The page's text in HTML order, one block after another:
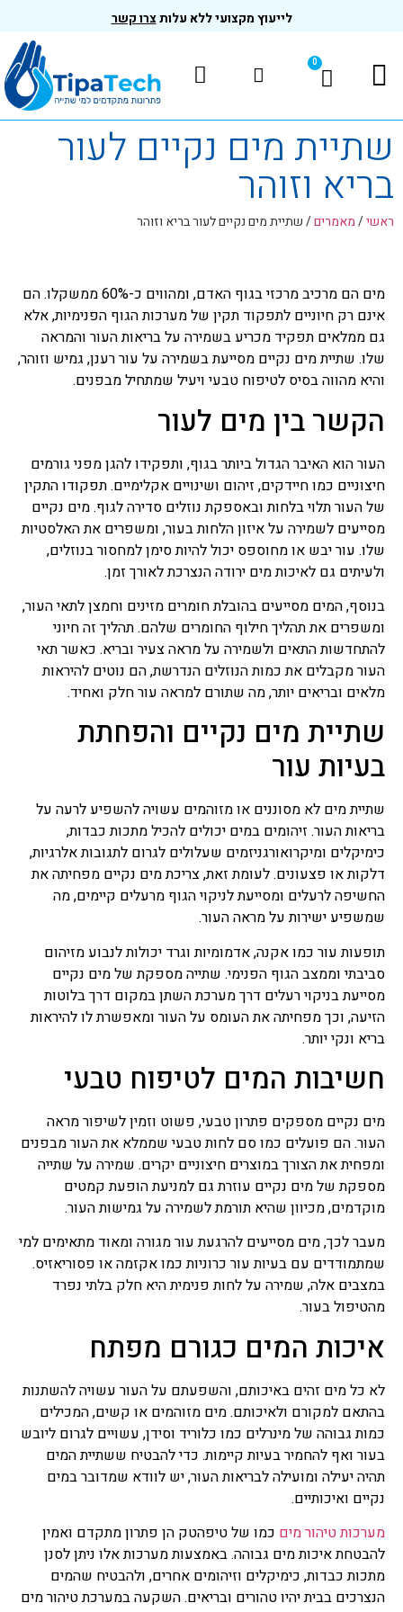
לייעוץ מקצועי ללא עלותצרו קשר
0
שתיית מים נקיים לעור
בריא וזוהר
ראשי/מאמרים/שתיית מים נקיים לעור בריא וזוהר
מים הם מרכיב מרכזי בגוף האדם, ומהווים כ-60% ממשקלו. הם
אינם רק חיוניים לתפקוד תקין של מערכות הגוף הפנימיות, אלא
גם ממלאים תפקיד מכריע בשמירה על בריאות העור והמראה
שלו. שתיית מים נקיים מסייעת בשמירה על עור רענן, גמיש וזוהר,
והיא מהווה בסיס לטיפוח טבעי ויעיל שמתחיל מבפנים.
הקשר בין מים לעור
העור הוא האיבר הגדול ביותר בגוף, ותפקידו להגן מפני גורמים
חיצוניים כמו חיידקים, זיהום ושינויים אקלימיים. תפקודו התקין
של העור תלוי בלחות ובאספקת נוזלים סדירה לגוף. מים נקיים
מסייעים לשמירה על איזון הלחות בעור, ומשפרים את האלסטיות
שלו. עור יבש או מחוספס יכול להיות סימן למחסור בנוזלים,
ולעיתים גם לאיכות מים ירודה הנצרכת לאורך זמן.
בנוסף, המים מסייעים בהובלת חומרים מזינים וחמצן לתאי העור,
ומשפרים את תהליך חילוף החומרים שלהם. תהליך זה חיוני
להתחדשות התאים ולשמירה על מראה צעיר ובריא. כאשר תאי
העור מקבלים את כמות הנוזלים הנדרשת, הם נוטים להיראות
מלאים ובריאים יותר, מה שתורם למראה עור חלק ואחיד.
שתיית מים נקיים והפחתת
בעיות עור
שתיית מים לא מסוננים או מזוהמים עשויה להשפיע לרעה על
בריאות העור. זיהומים במים יכולים להכיל מתכות כבדות,
כימיקלים ומיקרואורגניזמים שעלולים לגרום לתגובות אלרגיות,
דלקות או פצעונים. לעומת זאת, צריכת מים נקיים מפחיתה את
החשיפה לרעלים ומסייעת לניקוי הגוף מרעלים קיימים, מה
שמשפיע ישירות על מראה העור.
תופעות עור כמו אקנה, אדמומיות וגרד יכולות לנבוע מזיהום
סביבתי וממצב הגוף הפנימי. שתייה מספקת של מים נקיים
מסייעת בניקוי רעלים דרך מערכת השתן במקום דרך בלוטות
הזיעה, וכך מפחיתה את העומס על העור ומאפשרת לו להיראות
בריא ונקי יותר.
חשיבות המים לטיפוח טבעי
מים נקיים מספקים פתרון טבעי, פשוט וזמין לשיפור מראה
העור. הם פועלים כמו סם לחות טבעי שממלא את העור מבפנים
ומפחית את הצורך במוצרים חיצוניים יקרים. שמירה על שתייה
מספקת של מים נקיים עוזרת גם למניעת הופעת קמטים
מוקדמים, מכיוון שהיא תורמת לשמירה על גמישות העור.
מעבר לכך, מים מסייעים להרגעת עור מגורה ומאוד מתאימים למי
שמתמודדים עם בעיות עור כרוניות כמו אקזמה או פסוריאזיס.
במצבים אלה, שמירה על לחות פנימית היא חלק בלתי נפרד
מהטיפול בעור.
איכות המים כגורם מפתח
לא כל מים זהים באיכותם, והשפעתם על העור עשויה להשתנות
בהתאם למקורם ולאיכותם. מים מזוהמים או קשים, המכילים
כמות גבוהה של מינרלים כמו כלוריד וסידן, עשויים לגרום ליובש
בעור ואף להחמיר בעיות קיימות. כדי להבטיח ששתיית המים
תהיה יעילה ומועילה לבריאות העור, יש לוודא שמדובר במים
נקיים ואיכותיים.
מערכות טיהור מים כמו של טיפהטק הן פתרון מתקדם ואמין
להבטחת איכות מים גבוהה. באמצעות מערכות אלו ניתן לסנן
מתכות כבדות, כימיקלים וזיהומים אחרים, ולהבטיח שהמים
הנצרכים בבית יהיו טהורים ובריאים. השקעה במערכת טיהור מים